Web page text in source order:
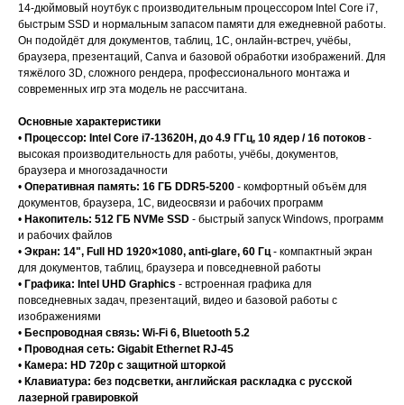
14-дюймовый ноутбук с производительным процессором Intel Core i7,
быстрым SSD и нормальным запасом памяти для ежедневной работы.
Он подойдёт для документов, таблиц, 1С, онлайн-встреч, учёбы,
браузера, презентаций, Canva и базовой обработки изображений. Для
тяжёлого 3D, сложного рендера, профессионального монтажа и
современных игр эта модель не рассчитана.
Основные характеристики
• Процессор: Intel Core i7-13620H, до 4.9 ГГц, 10 ядер / 16 потоков -
высокая производительность для работы, учёбы, документов,
браузера и многозадачности
• Оперативная память: 16 ГБ DDR5-5200 - комфортный объём для
документов, браузера, 1С, видеосвязи и рабочих программ
• Накопитель: 512 ГБ NVMe SSD - быстрый запуск Windows, программ
и рабочих файлов
• Экран: 14", Full HD 1920×1080, anti-glare, 60 Гц- компактный экран
для документов, таблиц, браузера и повседневной работы
• Графика: Intel UHD Graphics - встроенная графика для
повседневных задач, презентаций, видео и базовой работы с
изображениями
• Беспроводная связь: Wi-Fi 6, Bluetooth 5.2
• Проводная сеть: Gigabit Ethernet RJ-45
• Камера: HD 720p с защитной шторкой
• Клавиатура: без подсветки, английская раскладка с русской
лазерной гравировкой